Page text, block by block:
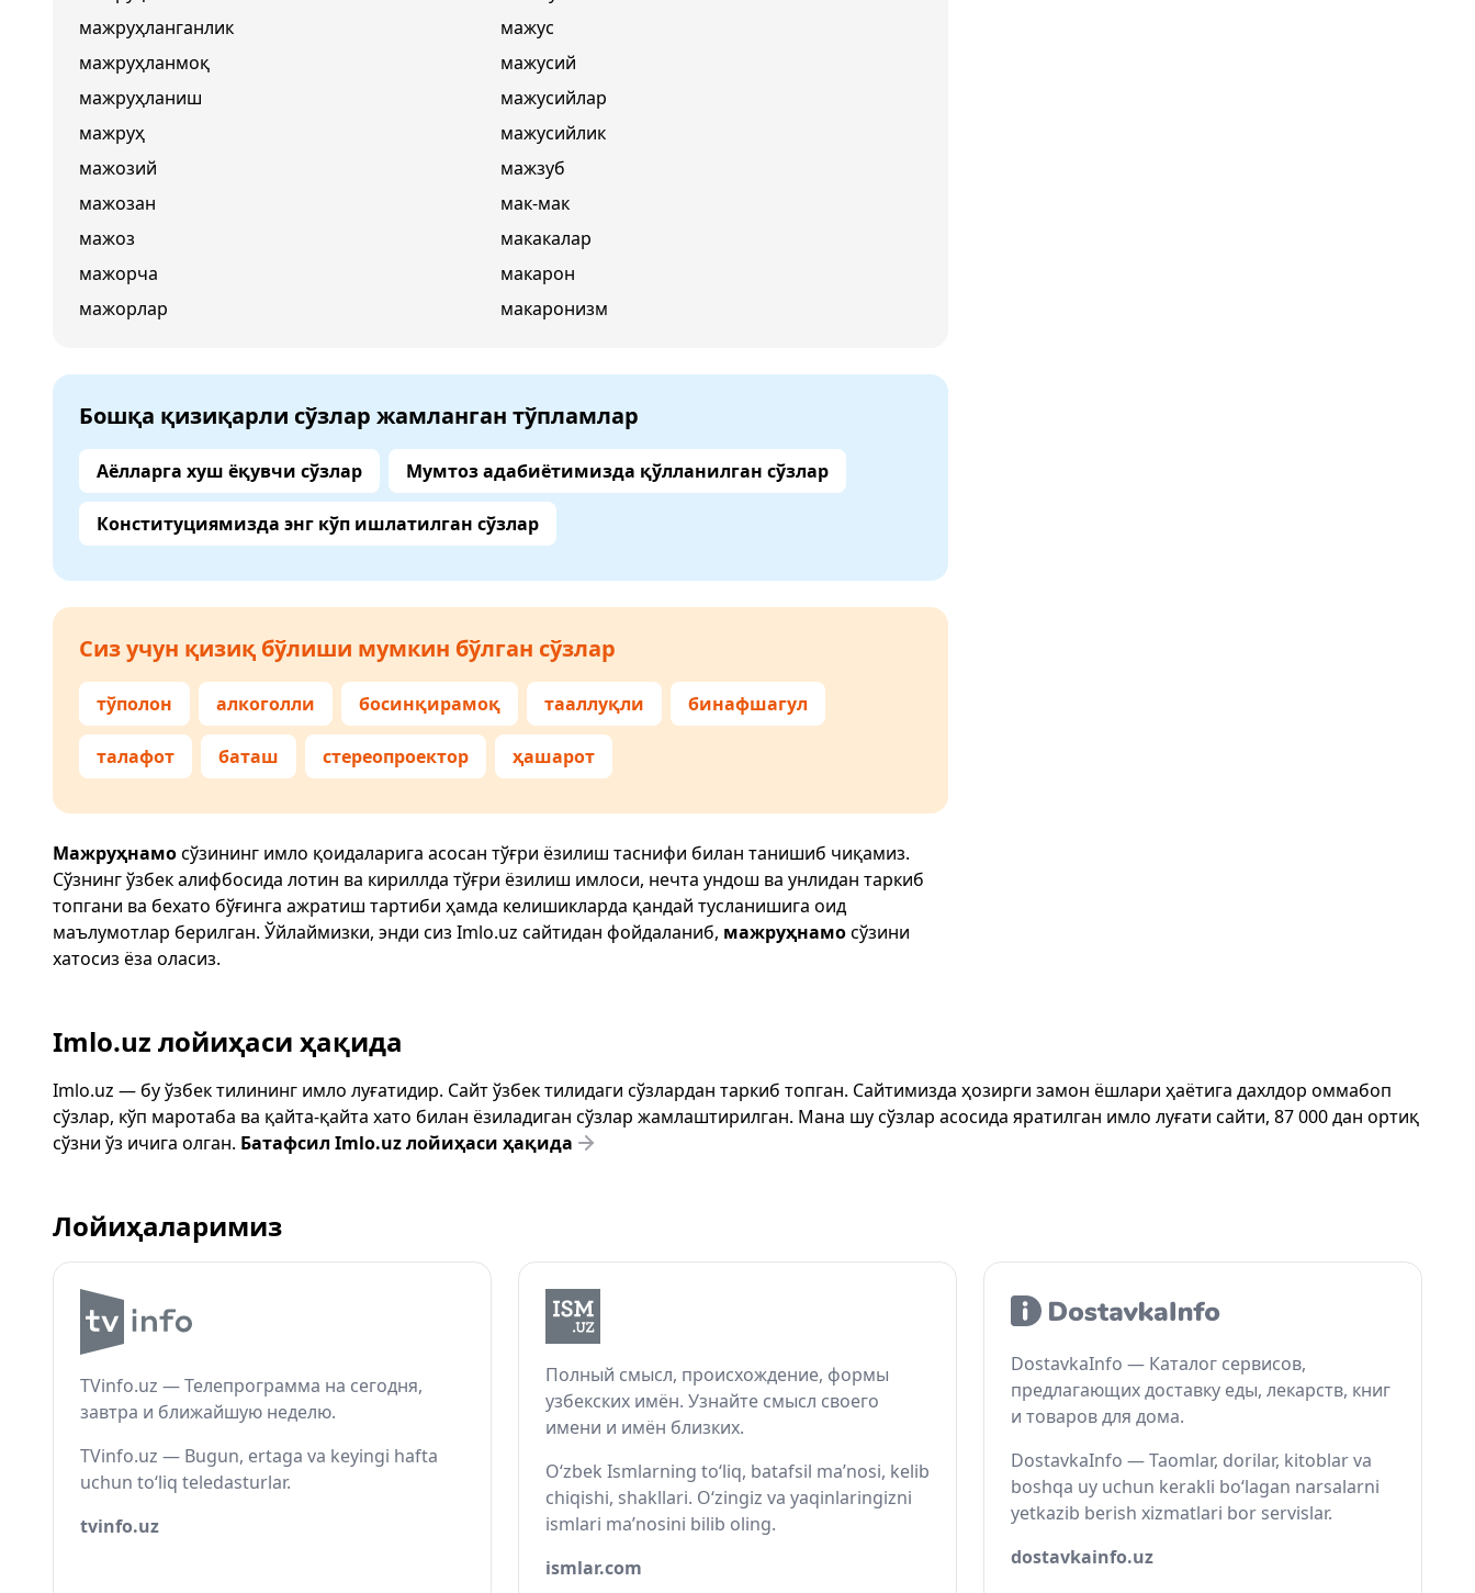
мажруҳланганлик
мажруҳланмоқ
мажруҳланиш
мажруҳ
мажозий
мажозан
мажоз
мажорча
мажорлар
мажус
мажусий
мажусийлар
мажусийлик
мажзуб
мак-мак
макакалар
макарон
макаронизм
Бошқа қизиқарли сўзлар жамланган тўпламлар
Аёлларга хуш ёқувчи сўзлар Мумтоз адабиётимизда қўлланилган сўзлар
Конституциямизда энг кўп ишлатилган сўзлар
Сиз учун қизиқ бўлиши мумкин бўлган сўзлар
тўполон алкоголли босинқирамоқ тааллуқли бинафшагул
талафот баташ стереопроектор ҳашарот
Мажруҳнамосўзининг имло қоидаларига асосан тўғри ёзилиш таснифи билан танишиб чиқамиз.
Сўзнинг ўзбек алифбосида лотин ва кириллда тўғри ёзилиш имлоси, нечта ундош ва унлидан таркиб
топгани ва бехато бўғинга ажратиш тартиби ҳамда келишикларда қандай тусланишига оид
маълумотлар берилган. Ўйлаймизки, энди сиз Imlo.uz сайтидан фойдаланиб, мажруҳнамосўзини
хатосиз ёза оласиз.
Imlo.uz лойиҳаси ҳақида
Imlo.uz — бу ўзбек тилининг имло луғатидир. Сайт ўзбек тилидаги сўзлардан таркиб топган. Сайтимизда ҳозирги замон ёшлари ҳаётига дахлдор оммабоп
сўзлар, кўп маротаба ва қайта-қайта хато билан ёзиладиган сўзлар жамлаштирилган. Мана шу сўзлар асосида яратилган имло луғати сайти, 87 000 дан ортиқ
сўзни ўз ичига олган. Батафсил Imlo.uz лойиҳаси ҳақида
Лойиҳаларимиз
TVinfo.uz — Телепрограмма на сегодня,
завтра и ближайшую неделю.
TVinfo.uz — Bugun, ertaga va keyingi hafta
uchun to‘liq teledasturlar.
tvinfo.uz
Полный смысл, происхождение, формы
узбекских имён. Узнайте смысл своего
имени и имён близких.
O‘zbek Ismlarning to‘liq, batafsil ma’nosi, kelib
chiqishi, shakllari. O‘zingiz va yaqinlaringizni
ismlari ma’nosini bilib oling.
ismlar.com
DostavkaInfo — Каталог сервисов,
предлагающих доставку еды, лекарств, книг
и товаров для дома.
DostavkaInfo — Taomlar, dorilar, kitoblar va
boshqa uy uchun kerakli bo‘lagan narsalarni
yetkazib berish xizmatlari bor servislar.
dostavkainfo.uz